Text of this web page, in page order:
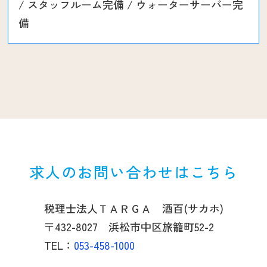
/ スタッフルーム完備 / ウォーターサーバー完
備
求人のお問い合わせはこちら
税理士法人ＴＡＲＧＡ 酒百(サカホ)
〒432-8027 浜松市中区旅籠町52-2
TEL： 053-458-1000